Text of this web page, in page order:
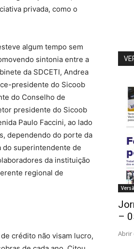
privada, como o
algum tempo sem
sintonia entre a
da SDCETI, Andrea
presidente do Sicoob
do Conselho de
presidente do Sicoob
Paulo Faccini, ao lado
dependendo do porte da
do superintendente de
da instituição
regional de
crédito não visam lucro,
–
Abrir